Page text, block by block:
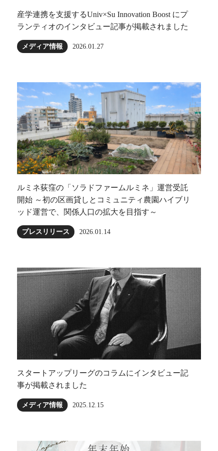
産学連携を支援するUniv×Su Innovation Boost にプ
ランティオのインタビュー記事が掲載されました
メディア情報 2026.01.27
ルミネ荻窪の「ソラドファームルミネ」運営受託
開始 ～初の区画貸しとコミュニティ農園ハイブリ
ッド運営で、関係人口の拡大を目指す～
プレスリリース 2026.01.14
スタートアップリーグのコラムにインタビュー記
事が掲載されました
メディア情報 2025.12.15